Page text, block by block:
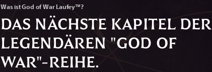
Was ist God of War Laufey™?
DAS NÄCHSTE KAPITEL DER
LEGENDÄREN "GOD OF
WAR"-REIHE.